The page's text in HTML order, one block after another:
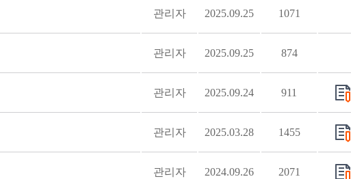
관리자 2025.09.25 1071
관리자 2025.09.25 874
관리자 2025.09.24 911
관리자 2025.03.28 1455
관리자 2024.09.26 2071